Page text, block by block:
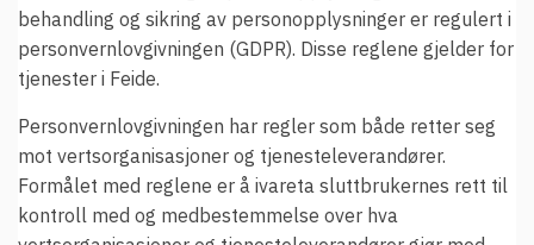
behandling og sikring av personopplysninger er regulert i
personvernlovgivningen (GDPR). Disse reglene gjelder for
tjenester i Feide.
Personvernlovgivningen har regler som både retter seg
mot vertsorganisasjoner og tjenesteleverandører.
Formålet med reglene er å ivareta sluttbrukernes rett til
kontroll med og medbestemmelse over hva